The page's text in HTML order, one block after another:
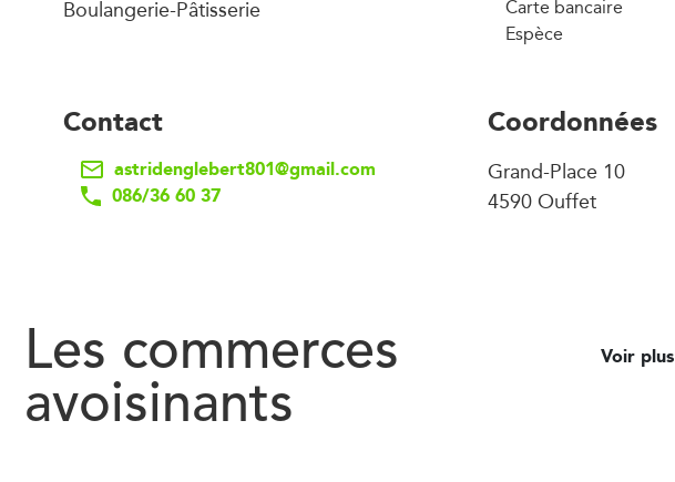
Boulangerie-Pâtisserie
Carte bancaire
Espèce
Contact
astridenglebert801@gmail.com
086/36 60 37
Coordonnées
Grand-Place 10
4590 Ouffet
Les commerces
avoisinants
Voir plus